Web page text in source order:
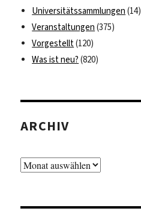
Universitätssammlungen (14)
Veranstaltungen (375)
Vorgestellt(120)
Was ist neu? (820)
ARCHIV
Archiv